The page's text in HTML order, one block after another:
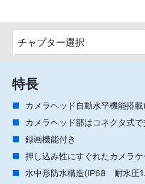
特長
カメラヘッド自動水平機能搭
カメラヘッド部はコネクタ式
録画機能付き
押し込み性にすぐれたカメラ
水中形防水構造(IP68 耐水圧